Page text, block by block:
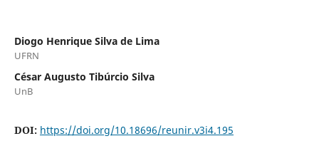
Diogo Henrique Silva de Lima
UFRN
César Augusto Tibúrcio Silva
UnB
DOI: https://doi.org/10.18696/reunir.v3i4.195